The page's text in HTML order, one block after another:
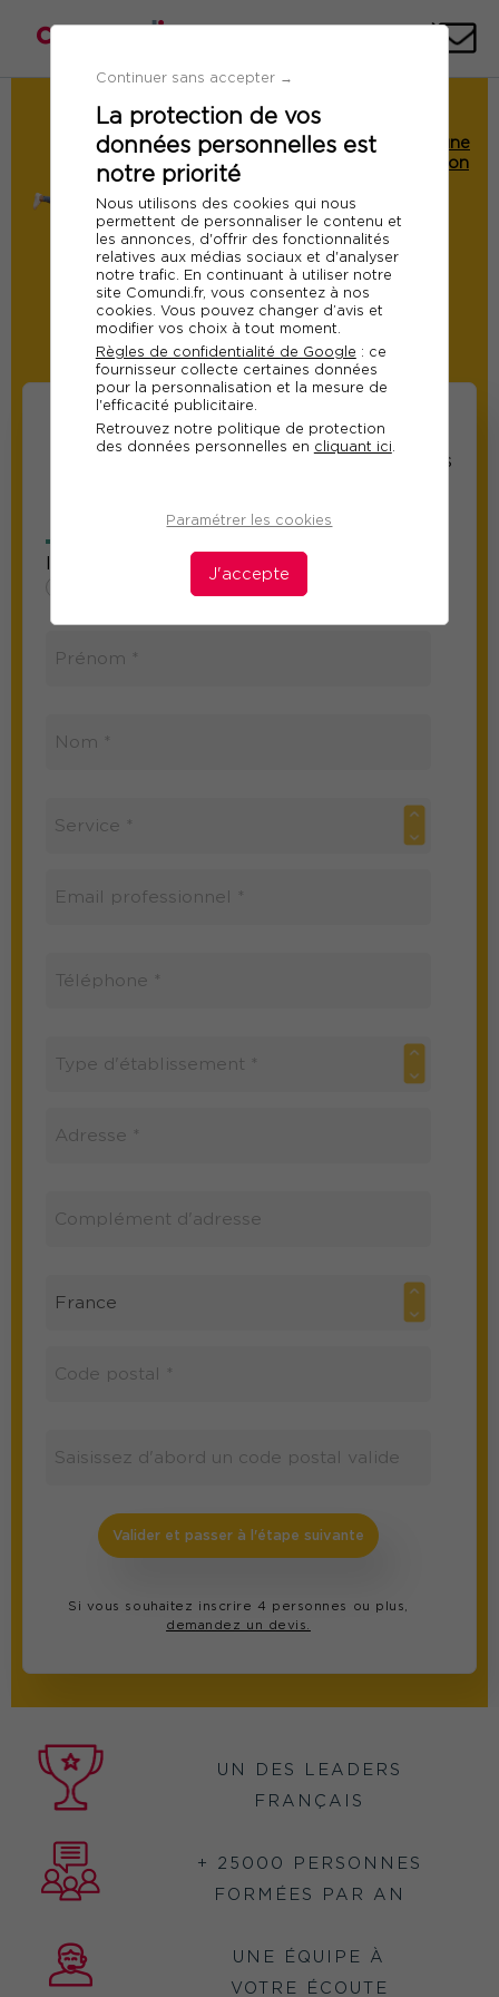
Continuer sans accepter →
La protection de vos
données personnelles est
notre priorité
Nous utilisons des cookies qui nous
permettent de personnaliser le contenu et
les annonces, d'offrir des fonctionnalités
relatives aux médias sociaux et d'analyser
notre trafic. En continuant à utiliser notre
site Comundi.fr, vous consentez à nos
cookies. Vous pouvez changer d’avis et
modifier vos choix à tout moment.
Règles de confidentialité de Google : ce
fournisseur collecte certaines données
pour la personnalisation et la mesure de
l'efficacité publicitaire.
Retrouvez notre politique de protection
des données personnelles en cliquant ici.
Paramétrer les cookies
J'accepte
Demande de Devis
Cycle certifiant : Concevoir et piloter une
stratégie de marketing et communication
digitale à l'ère de l'IA
Ref 10737
Du 22 septembre 2026 au 17
décembre 2026
Paris
Modifier
Informations relatives
de la formation
Information sur le participant
Valider et passer à l'étape suivante
Si vous souhaitez inscrire 4 personnes ou plus,
demandez un devis.
UN DES LEADERS
FRANÇAIS
+ 25000 PERSONNES
FORMÉES PAR AN
UNE ÉQUIPE À
VOTRE ÉCOUTE